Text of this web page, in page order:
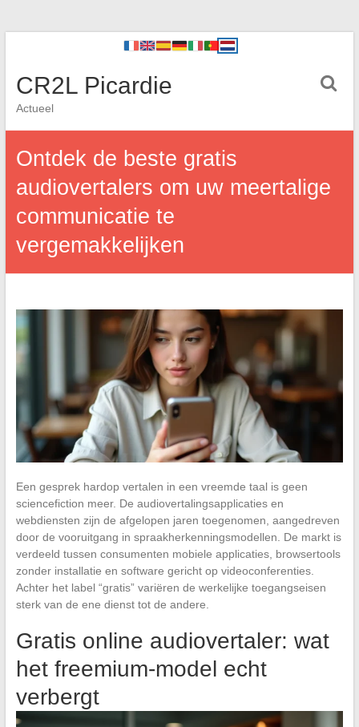
CR2L Picardie
Actueel
Ontdek de beste gratis
audiovertalers om uw meertalige
communicatie te
vergemakkelijken
Een gesprek hardop vertalen in een vreemde taal is geen
sciencefiction meer. De audiovertalingsapplicaties en
webdiensten zijn de afgelopen jaren toegenomen, aangedreven
door de vooruitgang in spraakherkenningsmodellen. De markt is
verdeeld tussen consumenten mobiele applicaties, browsertools
zonder installatie en software gericht op videoconferenties.
Achter het label “gratis” variëren de werkelijke toegangseisen
sterk van de ene dienst tot de andere.
Gratis online audiovertaler: wat
het freemium-model echt
verbergt